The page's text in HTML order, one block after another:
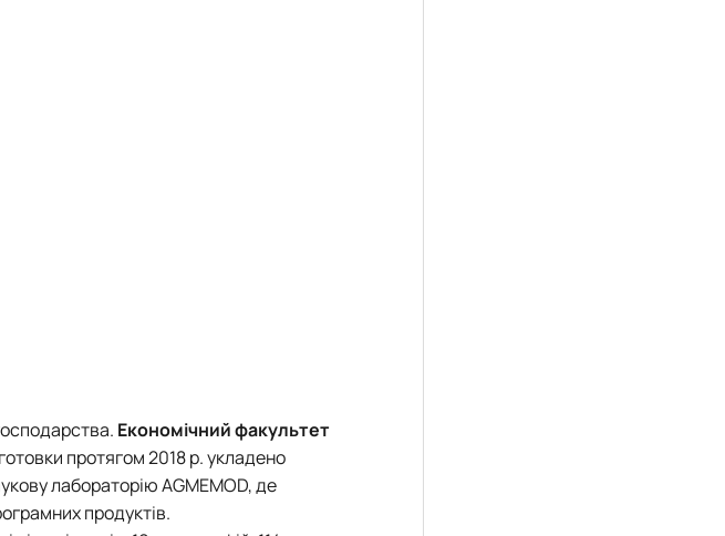
Економічний факультет
протягом 2018 р. укладено
лабораторію AGMEMOD, де
продуктів.